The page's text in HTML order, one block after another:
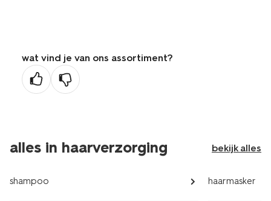
wat vind je van ons assortiment?
alles in haarverzorging bekijk alles
shampoo haarmasker